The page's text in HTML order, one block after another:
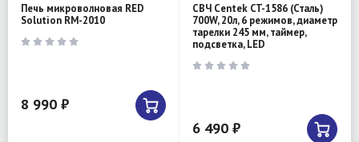
Печь микроволновая RED
Solution RM-2010
8 990 ₽
СВЧ Centek CT-1586 (Сталь)
700W, 20л, 6 режимов, диаметр
тарелки 245 мм, таймер,
подсветка, LED
6 490 ₽